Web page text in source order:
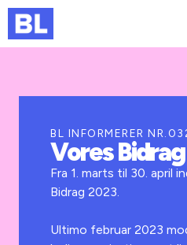
Kurser og arrangementer
Jobportalen
BL INFORMERER
Vores
Fra 1. marts til 30. april
Bidrag 2023.
Ultimo februar 2023